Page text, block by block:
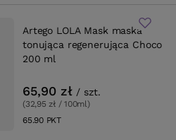
Artego LOLA Mask maska
tonująca regenerująca Choco
200 ml
65,90 zł / szt.
(32,95 zł / 100ml)
65.90PKTpunktów